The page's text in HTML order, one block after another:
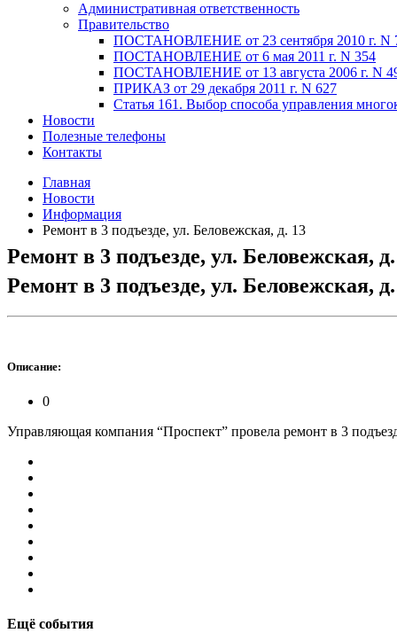
Административная ответственность
Правительство
ПОСТАНОВЛЕНИЕ от 23 сентября 2010 г. N
ПОСТАНОВЛЕНИЕ от 6 мая 2011 г. N 354
ПОСТАНОВЛЕНИЕ от 13 августа 2006 г. N
ПРИКАЗ от 29 декабря 2011 г. N 627
Статья 161. Выбор способа управления
Новости
Полезные телефоны
Контакты
Главная
Новости
Информация
Ремонт в 3 подъезде, ул. Беловежская, д. 13
Ремонт в 3 подъезде, ул. Беловежская,
Ремонт в 3 подъезде, ул. Беловежская,
Описание:
0
Управляющая компания “Проспект” провела ремонт в 3
Ещё события